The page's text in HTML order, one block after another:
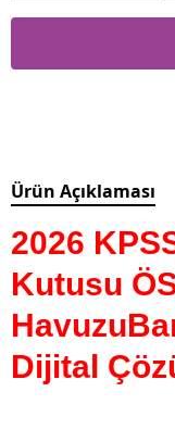
Ürün Açıklaması
2026
Kutusu
Dijital